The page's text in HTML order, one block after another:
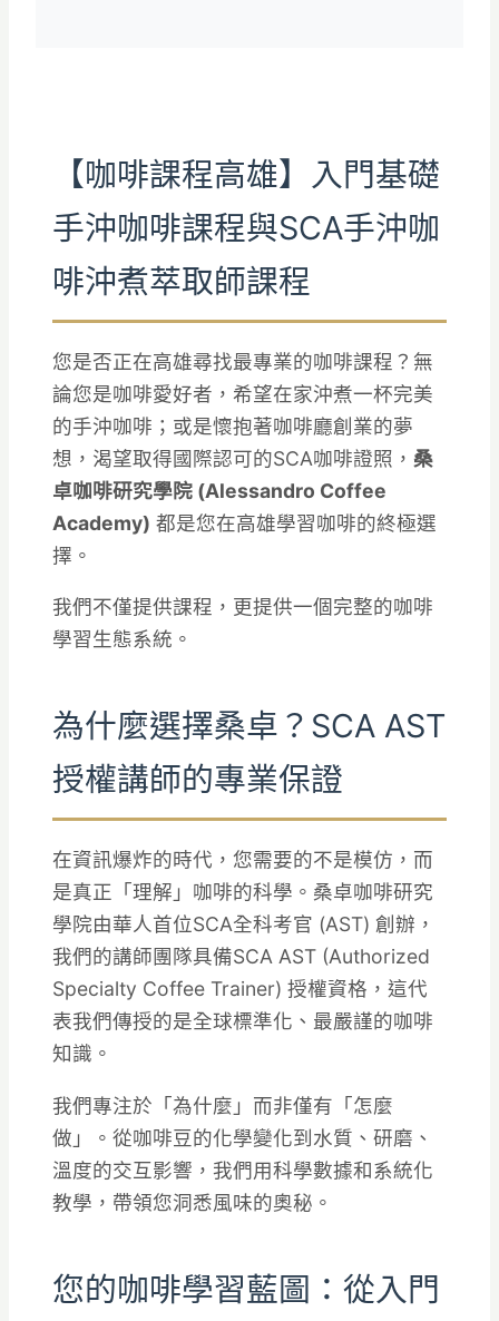
【咖啡課程高雄】入門基礎
手沖咖啡課程與SCA手沖咖
啡沖煮萃取師課程
您是否正在高雄尋找最專業的咖啡課程？無
論您是咖啡愛好者，希望在家沖煮一杯完美
的手沖咖啡；或是懷抱著咖啡廳創業的夢
想，渴望取得國際認可的SCA咖啡證照， 桑
卓咖啡研究學院 (Alessandro Coffee
Academy) 都是您在高雄學習咖啡的終極選
擇。
我們不僅提供課程，更提供一個完整的咖啡
學習生態系統。
為什麼選擇桑卓？SCA AST
授權講師的專業保證
在資訊爆炸的時代，您需要的不是模仿，而
是真正「理解」咖啡的科學。桑卓咖啡研究
學院由華人首位SCA全科考官 (AST) 創辦，
我們的講師團隊具備SCA AST (Authorized
Specialty Coffee Trainer) 授權資格，這代
表我們傳授的是全球標準化、最嚴謹的咖啡
知識。
我們專注於「為什麼」而非僅有「怎麼
做」。從咖啡豆的化學變化到水質、研磨、
溫度的交互影響，我們用科學數據和系統化
教學，帶領您洞悉風味的奧秘。
您的咖啡學習藍圖：從入門